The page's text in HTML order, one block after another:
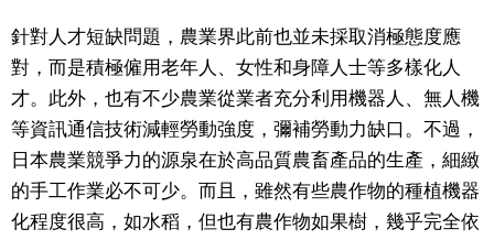
針對人才短缺問題，農業界此前也並未採取消極態度應
對，而是積極僱用老年人、女性和身障人士等多樣化人
才。此外，也有不少農業從業者充分利用機器人、無人機
等資訊通信技術減輕勞動強度，彌補勞動力缺口。不過，
日本農業競爭力的源泉在於高品質農畜產品的生產，細緻
的手工作業必不可少。而且，雖然有些農作物的種植機器
化程度很高，如水稻，但也有農作物如果樹，幾乎完全依